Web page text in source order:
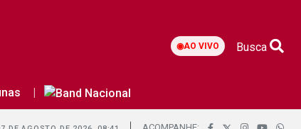
◉AO VIVO Busca